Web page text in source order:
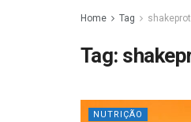
Home Tag
Tag:
NUTRIÇÃO